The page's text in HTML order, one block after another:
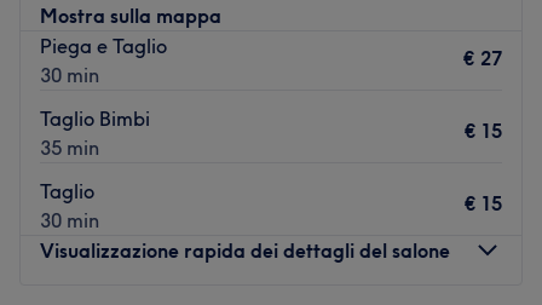
Mostra sulla mappa
Piega e Taglio
30 min
€ 27
Taglio Bimbi
35 min
€ 15
Taglio
30 min
€ 15
Visualizzazione rapida dei dettagli del salone